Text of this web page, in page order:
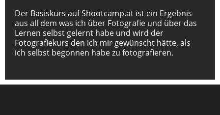
Der Basiskurs auf Shootcamp.at ist ein Ergebnis
aus all dem was ich über Fotografie und über das
Lernen selbst gelernt habe und wird der
Fotografiekurs den ich mir gewünscht hätte, als
ich selbst begonnen habe zu fotografieren.